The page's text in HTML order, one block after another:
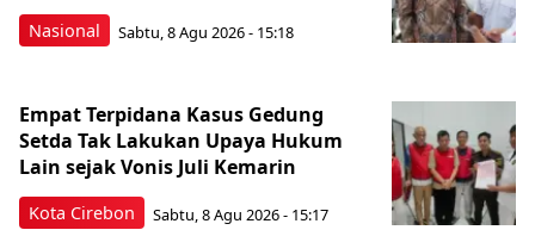
Nasional Sabtu, 8 Agu 2026 - 15:18
Kota Cirebon
Empat Terpidana Kasus Gedung
Setda Tak Lakukan Upaya Hukum
Lain sejak Vonis Juli Kemarin
Sabtu, 8 Agu 2026 - 15:17